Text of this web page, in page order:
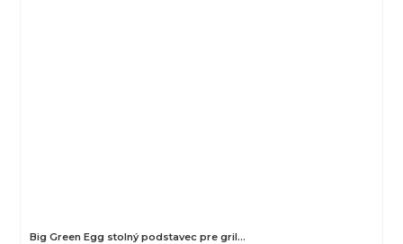
Big Green Egg stolný podstavec pre gril…